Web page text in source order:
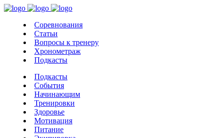
Соревнования
Статьи
Вопросы к тренеру
Хронометраж
Подкасты
Подкасты
События
Начинающим
Тренировки
Здоровье
Мотивация
Питание